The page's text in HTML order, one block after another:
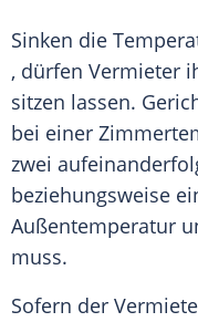
Sinken die
, dürfen Vermieter
sitzen lassen.
bei einer
zwei
beziehungsweise
Außentemperatur
muss.
Sofern der